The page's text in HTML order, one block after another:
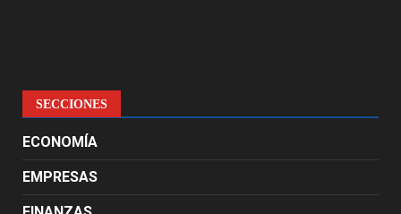
SECCIONES
ECONOMÍA
EMPRESAS